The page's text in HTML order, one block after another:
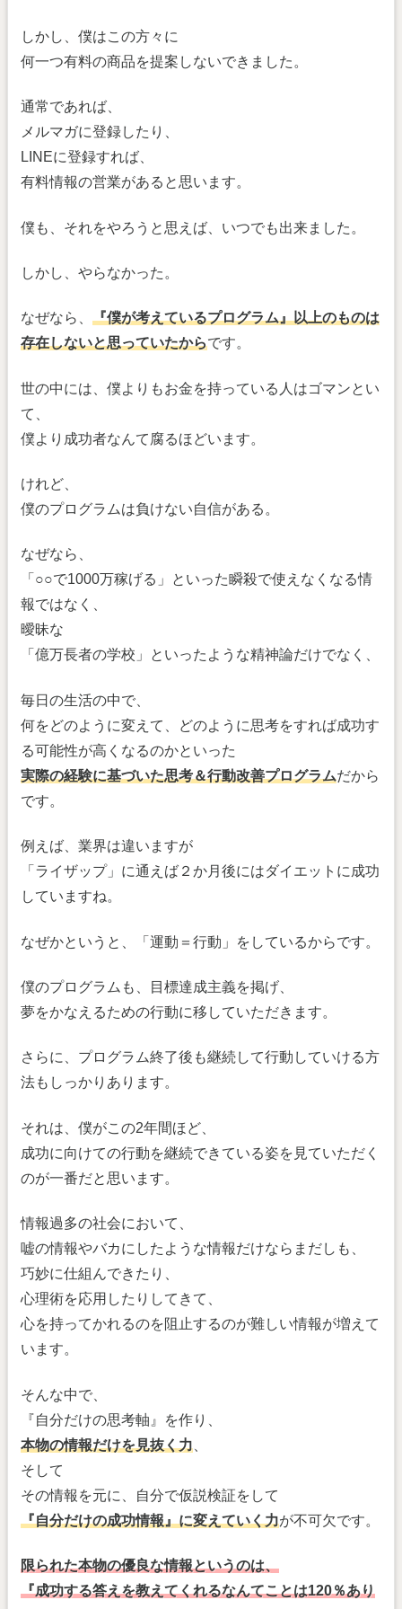
しかし、僕はこの方々に
何一つ有料の商品を提案しないできました。
通常であれば、
メルマガに登録したり、
LINEに登録すれば、
有料情報の営業があると思います。
僕も、それをやろうと思えば、いつでも出来ました。
しかし、やらなかった。
なぜなら、 『僕が考えているプログラム』以上のものは
存在しないと思っていたからです。
世の中には、僕よりもお金を持っている人はゴマンとい
て、
僕より成功者なんて腐るほどいます。
けれど、
僕のプログラムは負けない自信がある。
なぜなら、
「○○で1000万稼げる」といった瞬殺で使えなくなる情
報ではなく、
曖昧な
「億万長者の学校」といったような精神論だけでなく、
毎日の生活の中で、
何をどのように変えて、どのように思考をすれば成功す
る可能性が高くなるのかといった
実際の経験に基づいた思考＆行動改善プログラムだから
です。
例えば、業界は違いますが
「ライザップ」に通えば２か月後にはダイエットに成功
していますね。
なぜかというと、「運動＝行動」をしているからです。
僕のプログラムも、目標達成主義を掲げ、
夢をかなえるための行動に移していただきます。
さらに、プログラム終了後も継続して行動していける方
法もしっかりあります。
それは、僕がこの2年間ほど、
成功に向けての行動を継続できている姿を見ていただく
のが一番だと思います。
情報過多の社会において、
嘘の情報やバカにしたような情報だけならまだしも、
巧妙に仕組んできたり、
心理術を応用したりしてきて、
心を持ってかれるのを阻止するのが難しい情報が増えて
います。
そんな中で、
『自分だけの思考軸』を作り、
本物の情報だけを見抜く力
そして
その情報を元に、自分で仮説検証をして
『自分だけの成功情報』に変えていく力が不可欠です。
限られた本物の優良な情報というのは、
『成功する答えを教えてくれるなんてことは120％あり